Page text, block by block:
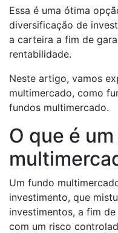
Essa é uma ótima
diversificação de
a carteira a fim de
rentabilidade.
Neste artigo, vamos
multimercado, como
fundos multimercado.
O que é
Um fundo
investimento, que
investimentos, a fim
com um risco